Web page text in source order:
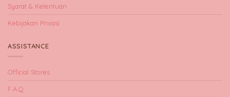
Syarat & Ketentuan
Kebijakan Privasi
ASSISTANCE
Official Stores
F.A.Q